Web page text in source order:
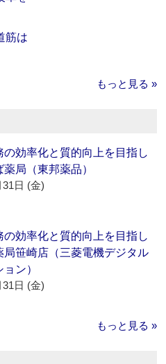
筋は
もっと見る »
の効率化と質的向上を目指し
局（東邦薬品）
31日 (金)
の効率化と質的向上を目指し
局笹崎店（三菱電機デジタル
ン）
31日 (金)
もっと見る »